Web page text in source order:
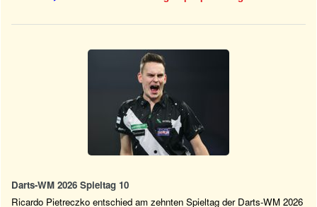
Darts-WM 2026 Spieltag 10
Ricardo Pietreczko entschied am zehnten Spieltag der Darts-WM 2026